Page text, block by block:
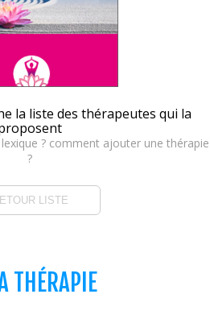
la liste des thérapeutes qui la
? comment ajouter une thérapie
?
LISTE
THÉRAPIE